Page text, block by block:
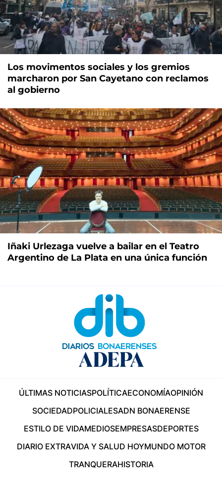
Los movimentos sociales y los gremios
marcharon por San Cayetano con reclamos
al gobierno
Iñaki Urlezaga vuelve a bailar en el Teatro
Argentino de La Plata en una única función
ÚLTIMAS NOTICIASPOLÍTICAECONOMÍAOPINIÓN
SOCIEDADPOLICIALESADN BONAERENSE
ESTILO DE VIDAMEDIOSEMPRESASDEPORTES
DIARIO EXTRAVIDA Y SALUD HOYMUNDO MOTOR
TRANQUERAHISTORIA